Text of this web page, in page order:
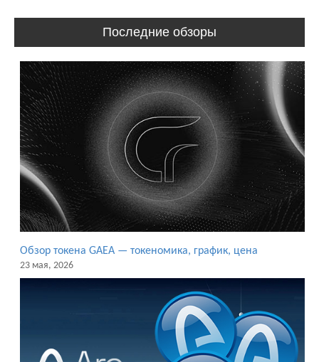
Последние обзоры
Обзор токена GAEA — токеномика, график, цена
23 мая, 2026